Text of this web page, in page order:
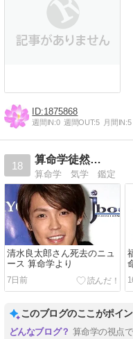
1875868
週間IN:0 週間OUT:5 月間IN:5
18
算命学徒然…
算命学 気学 鑑定
清水良太郎さん死去のニュ
ース 算命学より
7日前
このブログのここがポイ
算命学の視点